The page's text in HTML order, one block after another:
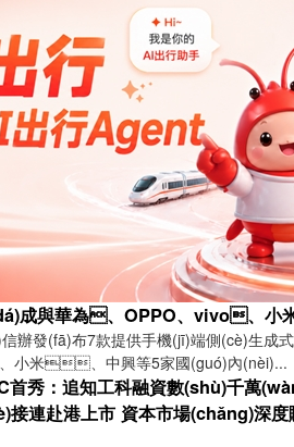
成與華為、OPPO、vivo、
發(fā)布7款提供手機(jī)端側(cè)生
米、中興等5家國(guó)內(nèi)...
秀：追知工科融資數(shù)千萬
接連赴港上市 資本市場(chǎng)深